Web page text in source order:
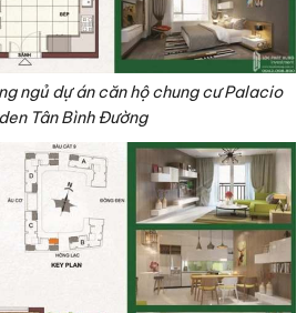
ngủ dự án căn hộ chung cư Palacio
Tân Bình Đường